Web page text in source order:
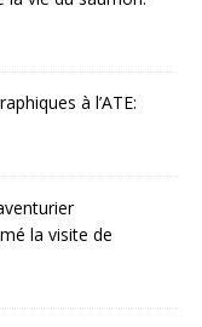
à l’ATE:
la visite de